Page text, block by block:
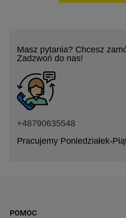
Masz pytania? Chcesz
Zadzwoń do nas!
+48790635548
Pracujemy Poniedziałek-
POMOC